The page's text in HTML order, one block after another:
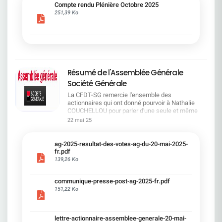
cadre du dialogue social.Bonne lecture !
Compte rendu Plénière Octobre 2025
251,39 Ko
Résumé de l'Assemblée Générale
Société Générale
La CFDT-SG remercie l'ensemble des
actionnaires qui ont donné pourvoir à Nathalie
COUCHELLOU pour parler d'une seule et même
voix.L'assemblée Générale s'est ouverte avec 4
souligné la forte amélioration en 2024 de tous les
facteurs financiers et le premier trimestre 2025
encourageant.Le Directeur Général, Slawomir
solide. Etre une banque simple et intégrée. Etre
une banque efficace. Etre une banque rentable. Le
22 mai 25
ag-2025-resultat-des-votes-ag-du-20-mai-2025-
fr.pdf
139,26 Ko
communique-presse-post-ag-2025-fr.pdf
151,22 Ko
lettre-actionnaire-assemblee-generale-20-mai-